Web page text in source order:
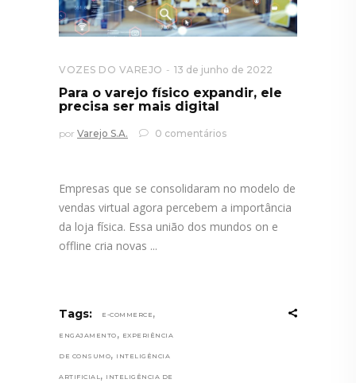
VOZES DO VAREJO 13 de junho de 2022
Para o varejo físico expandir, ele
precisa ser mais digital
por Varejo S.A. 0 comentários
Empresas que se consolidaram no modelo de
vendas virtual agora percebem a importância
da loja física. Essa união dos mundos on e
offline cria novas
Tags: E-COMMERCE ,
ENGAJAMENTO , EXPERIÊNCIA
DE CONSUMO, INTELIGÊNCIA
ARTIFICIAL , INTELIGÊNCIA DE